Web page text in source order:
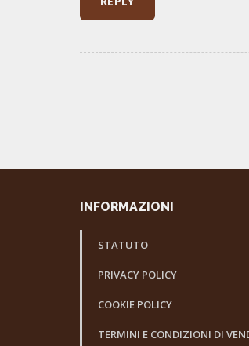
INFORMAZIONI
STATUTO
PRIVACY POLICY
COOKIE POLICY
TERMINI E CONDIZIONI DI